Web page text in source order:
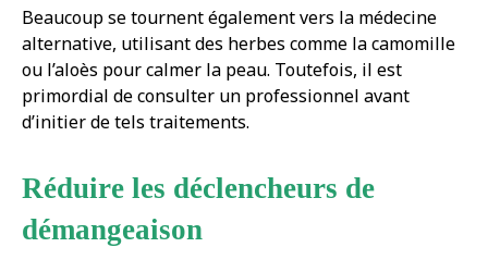
Beaucoup se tournent également vers la médecine
alternative, utilisant des herbes comme la camomille
ou l’aloès pour calmer la peau. Toutefois, il est
primordial de consulter un professionnel avant
d’initier de tels traitements.
Réduire les déclencheurs de
démangeaison